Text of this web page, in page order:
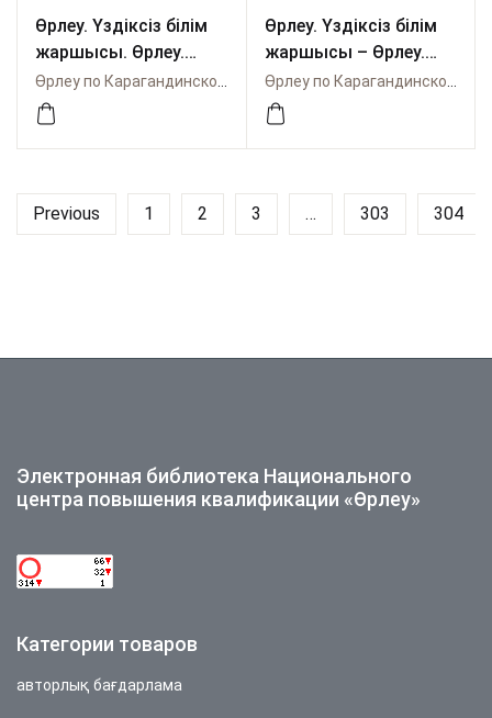
Өрлеу. Үздіксіз білім
жаршысы. Өрлеу.
Вести непрерывного
образования. № 2
(33)/2021
Өрлеу. Үздіксіз білім
жаршысы – Өрлеу.
Вести неперывного
образования. №1
(32)/2021
Previous 1 2 3 … 303 304
Электронная библиотека Национального
центра повышения квалификации «Өрлеу»
Категории товаров
авторлық бағдарлама